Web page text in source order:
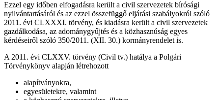
Ezzel egy időben elfogadásra került a civil szervezetek bírósági
nyilvántartásáról és az ezzel összefüggő eljárási szabályokról szóló
2011. évi CLXXXI. törvény, és kiadásra került a civil szervezetek
gazdálkodása, az adománygyűjtés és a közhasznúság egyes
kérdéseiről szóló 350/2011. (XII. 30.) kormányrendelet is.
A 2011. évi CLXXV. törvény (Civil tv.) hatálya a Polgári
Törvénykönyv alapján létrehozott
alapítványokra,
egyesületekre, valamint